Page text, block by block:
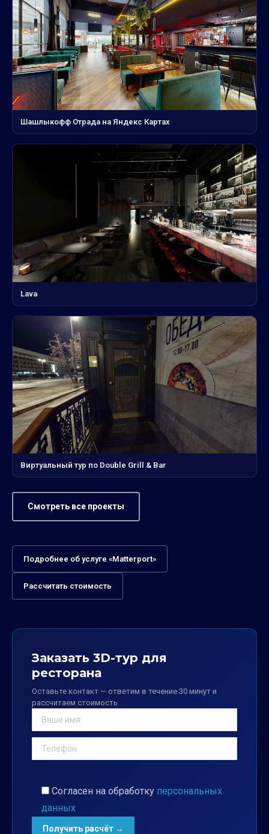
Шашлыкофф Отрада на Яндекс Картах
Lava
Виртуальный тур по Double Grill & Bar
Смотреть все проекты
Подробнее об услуге «Matterport»
Рассчитать стоимость
Заказать 3D-тур для
ресторана
Оставьте контакт — ответим в течение 30 минут и
рассчитаем стоимость
Согласен на обработку персональных
данных